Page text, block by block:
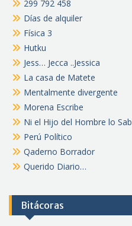
299 792 458
Días de alquiler
Física 3
Hutku
Jess… Jecca ..Jessica
La casa de Matete
Mentalmente divergente
Morena Escribe
Ni el Hijo del Hombre lo
Perú Político
Qaderno Borrador
Querido Diario…
Bitácoras